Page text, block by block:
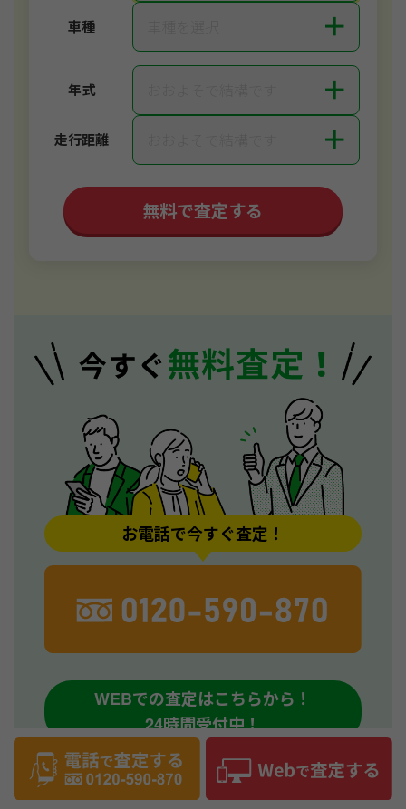
車種 ＋
年式 ＋
走行距離 ＋
無料で査定する
お電話で今すぐ査定！
WEBでの査定はこちらから！
24時間受付中！